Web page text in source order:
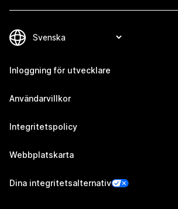
Inloggning för utvecklare
Användarvillkor
Integritetspolicy
Webbplatskarta
Dina integritetsalternativ